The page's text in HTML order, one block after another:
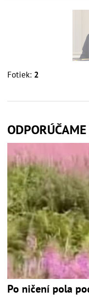
Fotiek: 2
ODPORÚČAME
Po ničení pola